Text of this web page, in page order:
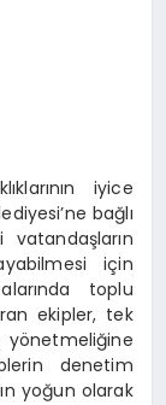
iyice
bağlı
için
toplu
ekipler, tek
yönetmeliğine
denetim
yoğun olarak